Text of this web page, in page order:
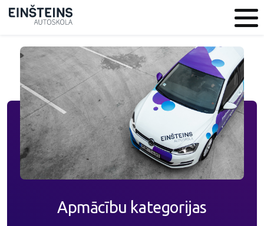
Apmācību kategorijas